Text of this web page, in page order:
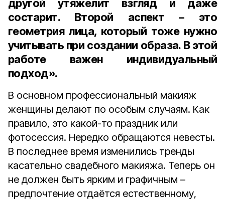
другой утяжелит взгляд и даже
состарит. Второй аспект – это
геометрия лица, который тоже нужно
учитывать при создании образа. В этой
работе важен индивидуальный
подход».
В основном профессиональный макияж
женщины делают по особым случаям. Как
правило, это какой-то праздник или
фотосессия. Нередко обращаются невесты.
В последнее время изменились тренды
касательно свадебного макияжа. Теперь он
не должен быть ярким и графичным –
предпочтение отдаётся естественному,